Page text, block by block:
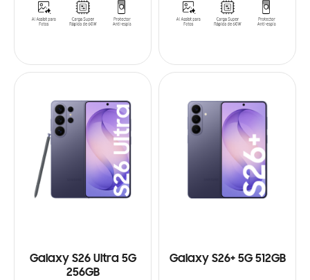
Galaxy S26 Ultra 5G
256GB
Galaxy S26+ 5G 512GB